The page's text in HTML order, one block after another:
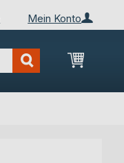
Mein Konto
Mein